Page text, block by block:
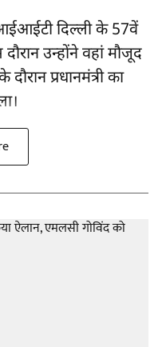
आईआईटीदिल्लीके 57वें
उन्होंने वहां मौजूद
प्रधानमंत्री का